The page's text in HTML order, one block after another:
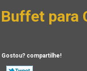
Buffet para
Gostou? compartilhe!